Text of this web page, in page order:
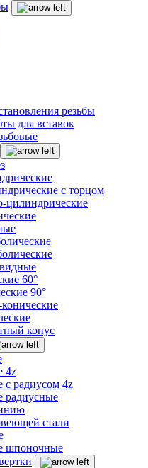
резьбы
для вставок
с торцом
цилиндрические
60°
90°
конус
4z
радиусом 4z
радиусные
стали
шпоночные